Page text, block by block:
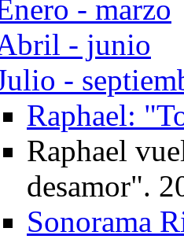
- marzo
- junio
-
Raphael:
Raphael
desamor".
Sonorama